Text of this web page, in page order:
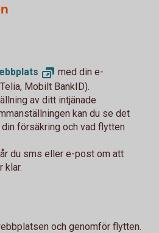
med din e-
Mobilt BankID).
av ditt intjänade
kan du se det
försäkring och vad flytten
du sms eller e-post om att
klar.
och genomför flytten.